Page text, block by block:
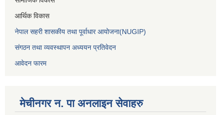
आर्थिक विकास
नेपाल सहरी शासकीय तथा पूर्वाधार आयोजना(NUGIP)
संगठन तथा व्यवस्थापन अध्ययन प्रतिवेदन
आवेदन फारम
मेचीनगर न. पा अनलाइन सेवाहरु